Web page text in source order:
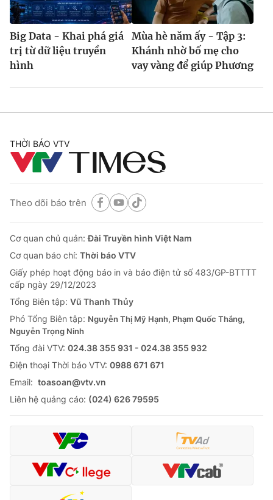
Big Data - Khai phá giá
trị từ dữ liệu truyền
hình
Mùa hè năm ấy - Tập 3:
Khánh nhờ bố mẹ cho
vay vàng để giúp Phương
THỜI BÁO VTV
Theo dõi báo trên
Cơ quan chủ quản:Đài Truyền hình Việt Nam
Cơ quan báo chí: Thời báo VTV
Giấy phép hoạt động báo in và báo điện tử số 483/GP-BTTTT
cấp ngày 29/12/2023
Tổng Biên tập: Vũ Thanh Thủy
Phó Tổng Biên tập: Nguyễn Thị Mỹ Hạnh, Phạm Quốc Thắng,
Nguyễn Trọng Ninh
Tổng đài VTV: 024.38 355 931 - 024.38 355 932
Ðiện thoại Thời báo VTV: 0988 671 671
Email: toasoan@vtv.vn
Liên hệ quảng cáo: (024) 626 79595